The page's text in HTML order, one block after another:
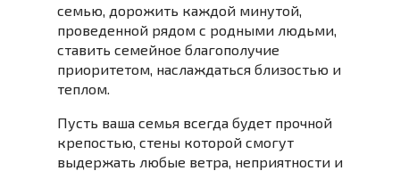
семью, дорожить каждой минутой,
проведенной рядом с родными людьми,
ставить семейное благополучие
приоритетом, наслаждаться близостью и
теплом.
Пусть ваша семья всегда будет прочной
крепостью, стены которой смогут
выдержать любые ветра, неприятности и